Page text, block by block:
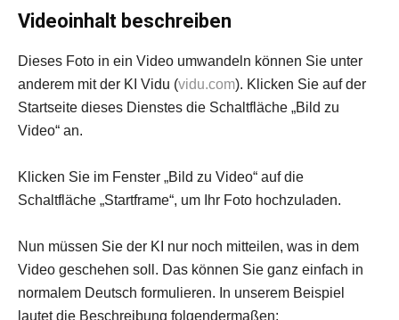
Videoinhalt beschreiben
Dieses Foto in ein Video umwandeln können Sie unter
anderem mit der KI Vidu (vidu.com). Klicken Sie auf der
Startseite dieses Dienstes die Schaltfläche „Bild zu
Video“ an.
Klicken Sie im Fenster „Bild zu Video“ auf die
Schaltfläche „Startframe“, um Ihr Foto hochzuladen.
Nun müssen Sie der KI nur noch mitteilen, was in dem
Video geschehen soll. Das können Sie ganz einfach in
normalem Deutsch formulieren. In unserem Beispiel
lautet die Beschreibung folgendermaßen: